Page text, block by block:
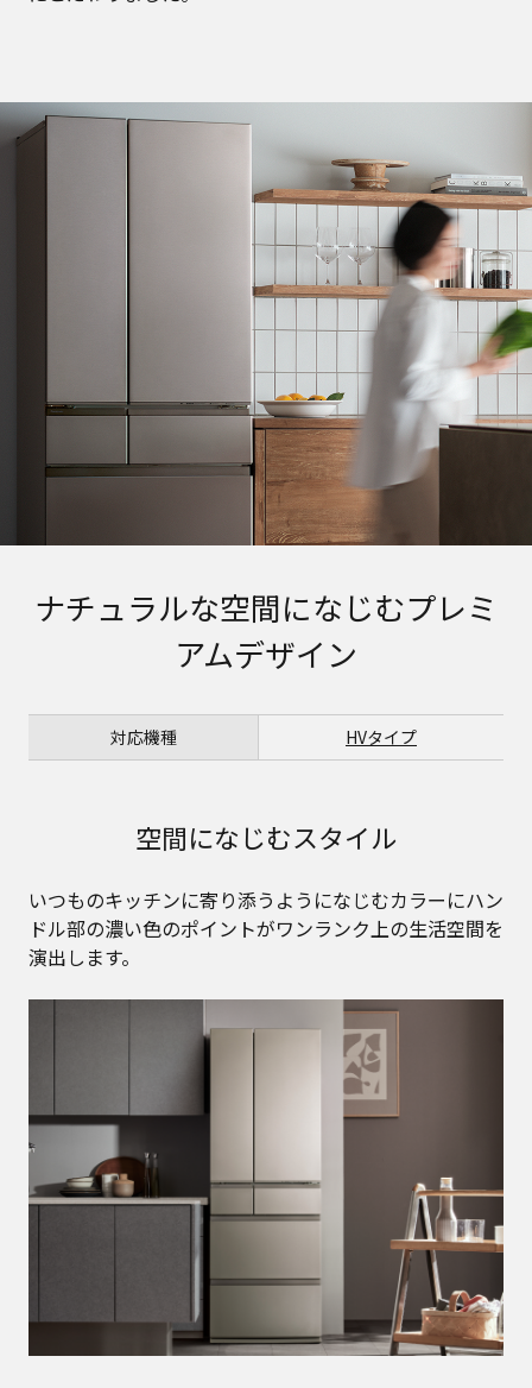
ナチュラルな空間になじむプレミ
アムデザイン
対応機種 HVタイプ
空間になじむスタイル
いつものキッチンに寄り添うようになじむカラーにハン
ドル部の濃い色のポイントがワンランク上の生活空間を
演出します。